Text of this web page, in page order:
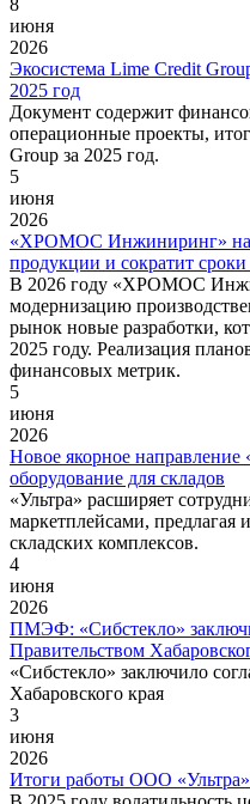
июня
2026
Экосистема Lime Credit
2025 год
Документ содержит
операционные проекты,
Group за 2025 год.
5
июня
2026
«ХРОМОС Инжиниринг»
продукции и сократит
В 2026 году «ХРОМОС
модернизацию
рынок новые разработки,
2025 году. Реализация
финансовых метрик.
5
июня
2026
Новое якорное
оборудование для складов
«Ультра» расширяет
маркетплейсами,
складских комплексов.
4
июня
2026
ПМЭФ: «Сибстекло»
Правительством
«Сибстекло» заключило
Хабаровского края
3
июня
2026
Итоги работы ООО «Ультра»